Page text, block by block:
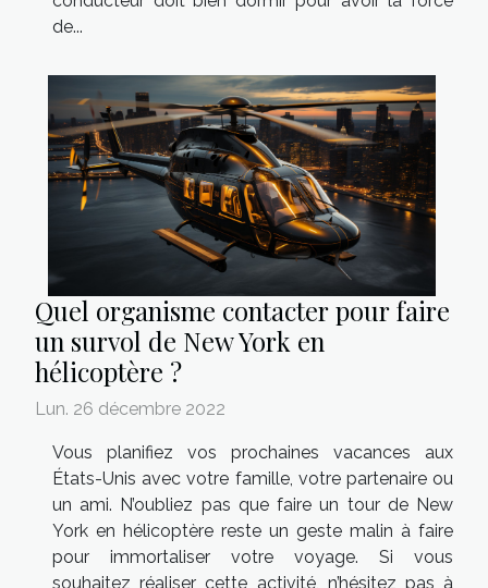
de...
Quel organisme contacter pour faire
un survol de New York en
hélicoptère ?
Lun. 26 décembre 2022
Vous planifiez vos prochaines vacances aux
États-Unis avec votre famille, votre partenaire ou
un ami. N’oubliez pas que faire un tour de New
York en hélicoptère reste un geste malin à faire
pour immortaliser votre voyage. Si vous
souhaitez réaliser cette activité, n’hésitez pas à